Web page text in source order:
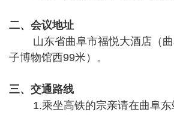
二、会议地址
山东省曲阜市福悦大酒店（
子博物馆西99米 ）。
三、交通路线
1.乘坐高铁的宗亲请在曲阜